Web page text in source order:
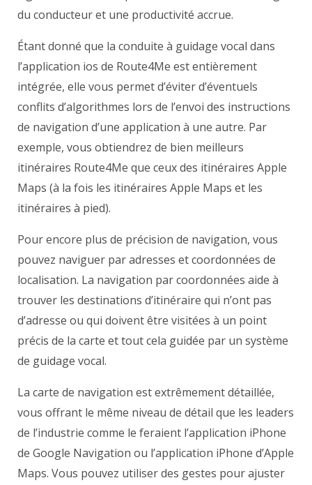
du conducteur et une productivité accrue.
Étant donné que la conduite à guidage vocal dans
l’application ios de Route4Me est entièrement
intégrée, elle vous permet d’éviter d’éventuels
conflits d’algorithmes lors de l’envoi des instructions
de navigation d’une application à une autre. Par
exemple, vous obtiendrez de bien meilleurs
itinéraires Route4Me que ceux des itinéraires Apple
Maps (à la fois les itinéraires Apple Maps et les
itinéraires à pied).
Pour encore plus de précision de navigation, vous
pouvez naviguer par adresses et coordonnées de
localisation. La navigation par coordonnées aide à
trouver les destinations d’itinéraire qui n’ont pas
d’adresse ou qui doivent être visitées à un point
précis de la carte et tout cela guidée par un système
de guidage vocal.
La carte de navigation est extrêmement détaillée,
vous offrant le même niveau de détail que les leaders
de l’industrie comme le feraient l’application iPhone
de Google Navigation ou l’application iPhone d’Apple
Maps. Vous pouvez utiliser des gestes pour ajuster